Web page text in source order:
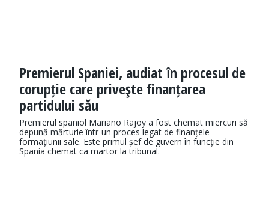
Premierul Spaniei, audiat în procesul de
corupție care priveşte finanțarea
partidului său
Premierul spaniol Mariano Rajoy a fost chemat miercuri să
depună mărturie într-un proces legat de finanțele
formațiunii sale. Este primul șef de guvern în funcție din
Spania chemat ca martor la tribunal.